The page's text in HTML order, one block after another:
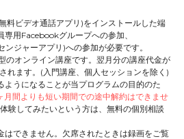
料ビデオ通話アプリ)をインストールした端
専用Facebookグループへの参加、
ジャーアプリ)への参加が必要です。
のオンライン講座です。翌月分の講座代金が
れます。(入門講座、個人セッションを除く)
ようになることが当プログラムの目的のた
月間よりも短い期間での途中解約はできませ
験してみたいという方は、無料の個別相談
はできません。欠席されたときは録画をご覧